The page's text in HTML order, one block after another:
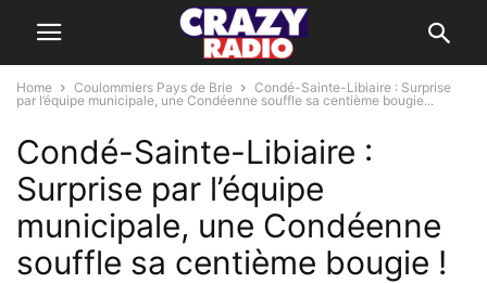
Home Coulommiers Pays de Brie
Condé-Sainte-Libiaire : Surprise
par l’équipe municipale, une Condéenne souffle sa centième bougie...
Condé-Sainte-Libiaire :
Surprise par l’équipe
municipale, une Condéenne
souffle sa centième bougie !